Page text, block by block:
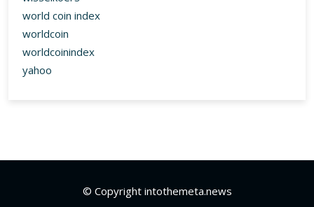
world coin index
worldcoin
worldcoinindex
yahoo
© Copyright intothemeta.news